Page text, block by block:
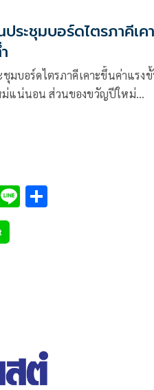
ะชุมบอร์ดไตรภาคีเค
มบอร์ดไตรภาคีเคาะขึ้นค่าแรง
แน่นอน ส่วนของขวัญปีใหม่
Li